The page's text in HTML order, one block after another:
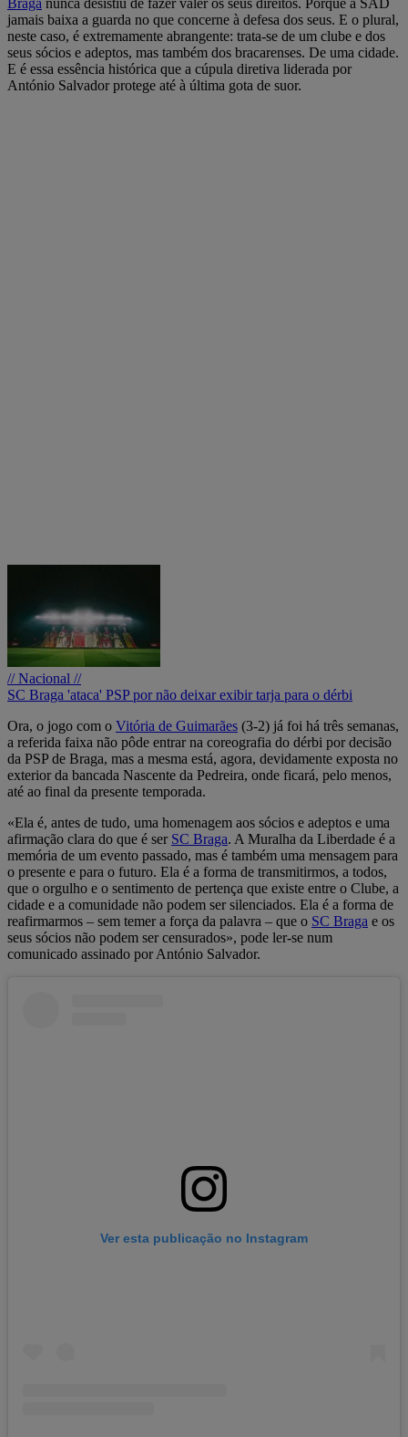
jamais baixa a guarda no que concerne à defesa dos seus. E o plural,
neste caso, é extremamente abrangente: trata-se de um clube e dos
seus sócios e adeptos, mas também dos bracarenses. De uma cidade.
E é essa essência histórica que a cúpula diretiva liderada por
António Salvador protege até à última gota de suor.
// Nacional //
SC Braga 'ataca' PSP por não deixar exibir tarja para o dérbi
Ora, o jogo com o Vitória de Guimarães (3-2) já foi há três semanas,
a referida faixa não pôde entrar na coreografia do dérbi por decisão
da PSP de Braga, mas a mesma está, agora, devidamente exposta no
exterior da bancada Nascente da Pedreira, onde ficará, pelo menos,
até ao final da presente temporada.
«Ela é, antes de tudo, uma homenagem aos sócios e adeptos e uma
afirmação clara do que é ser SC Braga. A Muralha da Liberdade é a
memória de um evento passado, mas é também uma mensagem para
o presente e para o futuro. Ela é a forma de transmitirmos, a todos,
que o orgulho e o sentimento de pertença que existe entre o Clube, a
cidade e a comunidade não podem ser silenciados. Ela é a forma de
reafirmarmos – sem temer a força da palavra – que o SC Braga e os
seus sócios não podem ser censurados», pode ler-se num
comunicado assinado por António Salvador.
Ver esta publicação no Instagram